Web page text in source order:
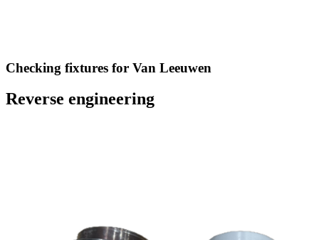
Checking fixtures for Van Leeuwen
Reverse engineering